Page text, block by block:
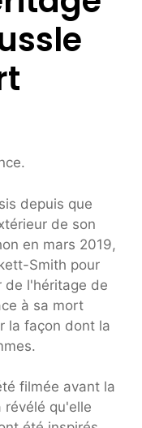
depuis que
de son
en mars 2019,
Smith pour
de l'héritage de
à sa mort
la façon dont la
filmée avant la
révélé qu'elle